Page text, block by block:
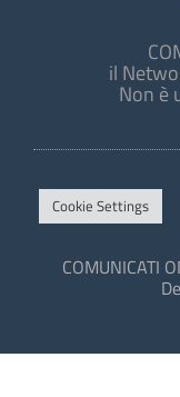
il
Non è
Cookie Settings
COMUNICATI